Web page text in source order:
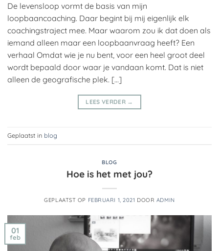
De levensloop vormt de basis van mijn
loopbaancoaching. Daar begint bij mij eigenlijk elk
coachingstraject mee. Maar waarom zou ik dat doen als
iemand alleen maar een loopbaanvraag heeft? Een
verhaal Omdat wie je nu bent, voor een heel groot deel
wordt bepaald door waar je vandaan komt. Dat is niet
alleen de geografische plek. […]
LEES VERDER →
Geplaatst in blog
BLOG
Hoe is het met jou?
GEPLAATST OP FEBRUARI 1, 2021 DOOR ADMIN
01
feb